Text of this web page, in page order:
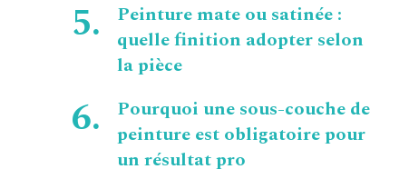
Peinture mate ou satinée :
quelle finition adopter selon
la pièce
Pourquoi une sous-couche de
peinture est obligatoire pour
un résultat pro